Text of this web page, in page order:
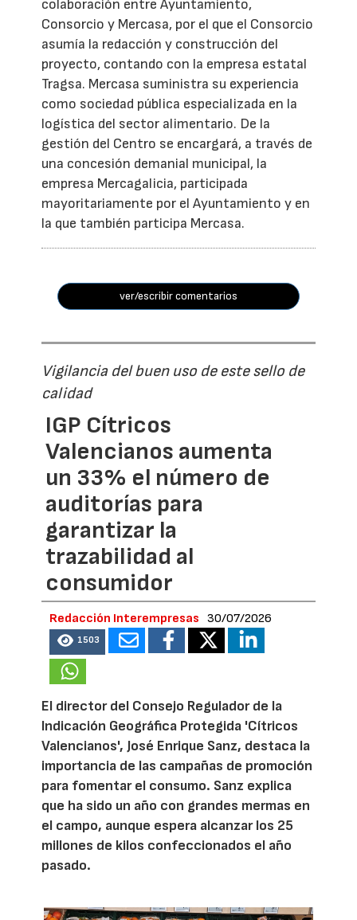
colaboración entre Ayuntamiento,
Consorcio y Mercasa, por el que el Consorcio
asumía la redacción y construcción del
proyecto, contando con la empresa estatal
Tragsa. Mercasa suministra su experiencia
como sociedad pública especializada en la
logística del sector alimentario. De la
gestión del Centro se encargará, a través de
una concesión demanial municipal, la
empresa Mercagalicia, participada
mayoritariamente por el Ayuntamiento y en
la que también participa Mercasa.
ver/escribir comentarios
Vigilancia del buen uso de este sello de
calidad
IGP Cítricos
Valencianos aumenta
un 33% el número de
auditorías para
garantizar la
trazabilidad al
consumidor
Redacción Interempresas 30/07/2026
1503
El director del Consejo Regulador de la
Indicación Geográfica Protegida 'Cítricos
Valencianos', José Enrique Sanz, destaca la
importancia de las campañas de promoción
para fomentar el consumo. Sanz explica
que ha sido un año con grandes mermas en
el campo, aunque espera alcanzar los 25
millones de kilos confeccionados el año
pasado.